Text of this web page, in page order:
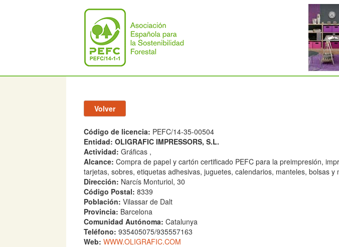
Código de licencia: PEFC/14-35-00504
Entidad: OLIGRAFIC IMPRESSORS, S.L.
Actividad: Gráficas ,
Alcance: Compra de papel y cartón certificado PEFC para la preimpresión,
tarjetas, sobres, etiquetas adhesivas, juguetes, calendarios, manteles, bolsas y
Dirección: Narcís Monturiol, 30
Código Postal: 8339
Población: Vilassar de Dalt
Provincia: Barcelona
Comunidad Autónoma: Catalunya
Teléfono: 935405075/935557163
Web: WWW.OLIGRAFIC.COM